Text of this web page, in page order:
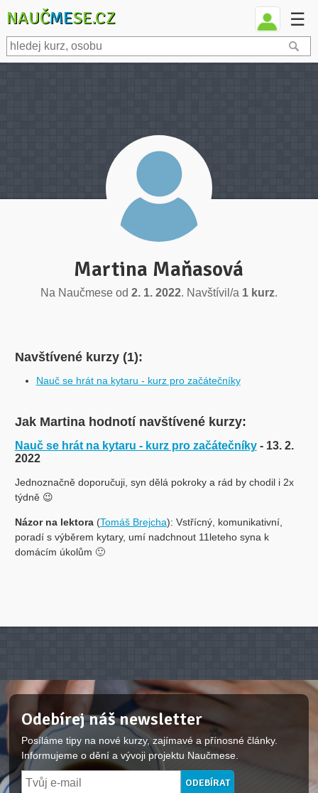
NAUČMESE.CZ ☰
Martina Maňasová
Na Naučmese od 2. 1. 2022. Navštívil/a 1 kurz.
Navštívené kurzy (1):
Nauč se hrát na kytaru - kurz pro začátečníky
Jak Martina hodnotí navštívené kurzy:
Nauč se hrát na kytaru - kurz pro začátečníky - 13. 2.
2022
Jednoznačně doporučuji, syn dělá pokroky a rád by chodil i 2x
týdně 😉
Názor na lektora(Tomáš Brejcha): Vstřícný, komunikativní,
poradí s výběrem kytary, umí nadchnout 11leteho syna k
domácím úkolům 🙂
Odebírej náš newsletter
Posíláme tipy na nové kurzy, zajímavé a přínosné články.
Informujeme o dění a vývoji projektu Naučmese.